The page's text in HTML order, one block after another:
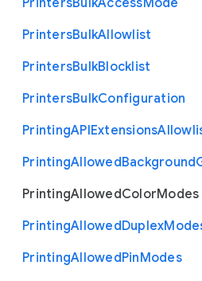
PrintersBulkAccessMode
PrintersBulkAllowlist
PrintersBulkBlocklist
PrintersBulkConfiguration
PrintingAPIExtensions
PrintingAllowedBackground
PrintingAllowedColorModes
PrintingAllowedDuplex
PrintingAllowedPinModes